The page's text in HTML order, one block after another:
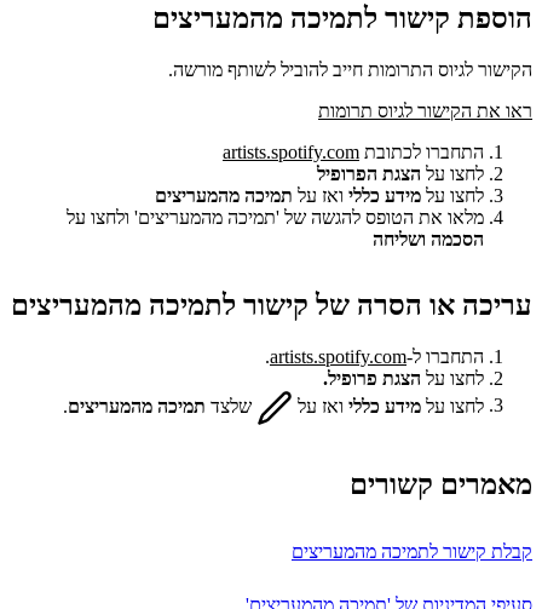
הוספת קישור לתמיכה מהמעריצים
הקישור לגיוס התרומות חייב להוביל לשותף מורשה.
ראו את הקישור לגיוס תרומות
התחברו לכתובת artists.spotify.com
לחצו על הצגת הפרופיל
לחצו על מידע כללי ואז על תמיכה מהמעריצים
מלאו את הטופס להגשה של 'תמיכה מהמעריצים' ולחצו על
הסכמה ושליחה
עריכה או הסרה של קישור לתמיכה מהמעריצים
התחברו ל-artists.spotify.com
.
לחצו על הצגת פרופיל.
לחצו על מידע כללי ואז על שלצד תמיכה מהמעריצים
מאמרים קשורים
קבלת קישור לתמיכה מהמעריצים